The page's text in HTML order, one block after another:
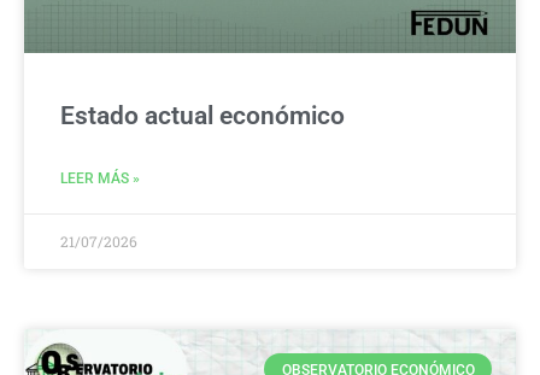
Estado actual económico
LEER MÁS »
21/07/2026
OBSERVATORIO ECONÓMICO